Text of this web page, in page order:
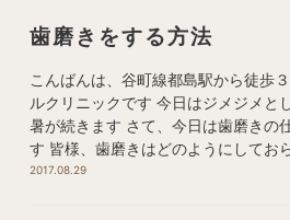
歯磨きをする方法
こんばんは、谷町線都島駅から徒歩
ルクリニックです 今日はジメジメと
暑が続きます さて、今日は歯磨きの
す 皆様、歯磨きはどのようにして
2017.08.29